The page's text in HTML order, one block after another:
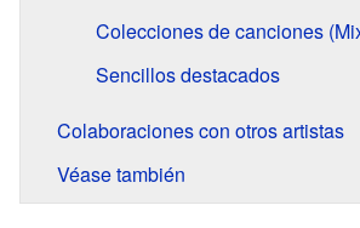
Colecciones de canciones
Sencillos destacados
Colaboraciones con otros artistas
Véase también